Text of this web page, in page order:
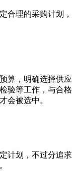
合理的采购计划，
算，明确选择供应
验等工作，与合格
会被选中。
计划，不过分追求